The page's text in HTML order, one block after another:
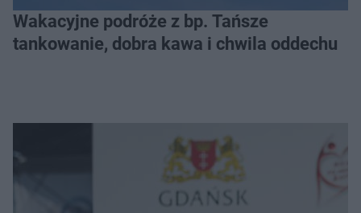
Wakacyjne podróże z bp. Tańsze
tankowanie, dobra kawa i chwila oddechu